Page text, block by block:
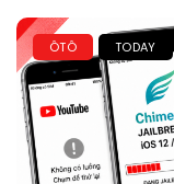
ÔTÔ TODAY